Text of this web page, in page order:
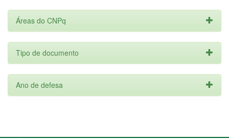
Áreas do CNPq
Tipo de documento
Ano de defesa